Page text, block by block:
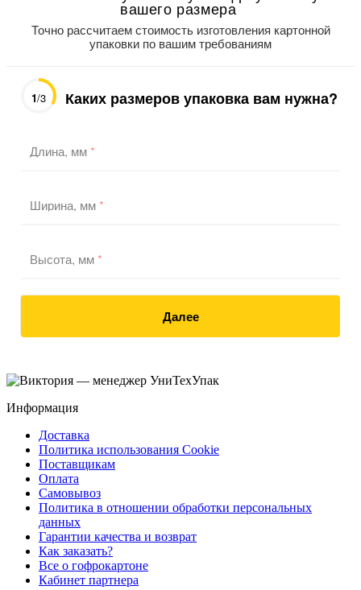
вашего размера
Точно рассчитаем стоимость изготовления картонной
упаковки по вашим требованиям
1/3 Каких размеров упаковка вам нужна?
Длина, мм*
Ширина, мм*
Высота, мм*
Далее
Информация
Доставка
Политика использования Cookie
Поставщикам
Оплата
Самовывоз
Политика в отношении обработки персональных
данных
Гарантии качества и возврат
Как заказать?
Все о гофрокартоне
Кабинет партнера